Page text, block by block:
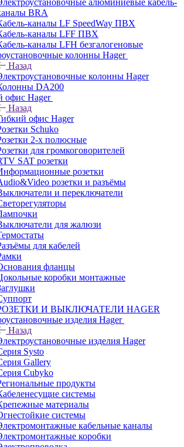
алюминиевые кабель-
BRA
каналы LF SpeedWay ПВХ
каналы LFF ПВХ
каналы LFH безгалогеновые
колонны Hager
Назад
колонны Hager
DA200
офис Hager
Назад
офис Hager
Schuko
2-х полюсные
для громкоговорителей
SAT розетки
розетки
розетки и разъёмы
и переключатели
для жалюзи
для кабелей
фланцы
коробки монтажные
И ВЫКЛЮЧАТЕЛИ HAGER
изделия Hager
Назад
изделия Hager
Systo
Gallery
Cubyko
продукты
системы
материалы
системы
кабельные каналы
коробки